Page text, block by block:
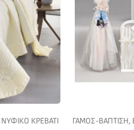
ΝΥΦΙΚΌ ΚΡΕΒΆΤΙ ΓΆΜΟΣ-ΒΆΠΤΙΣΗ,